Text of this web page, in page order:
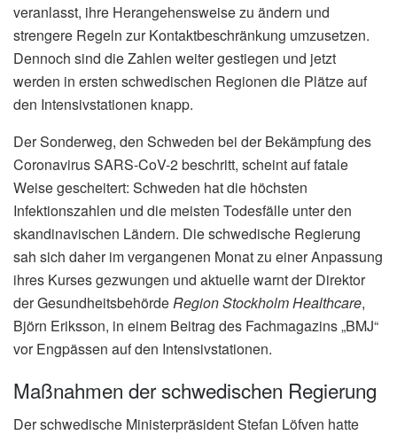
veranlasst, ihre Herangehensweise zu ändern und
strengere Regeln zur Kontaktbeschränkung umzusetzen.
Dennoch sind die Zahlen weiter gestiegen und jetzt
werden in ersten schwedischen Regionen die Plätze auf
den Intensivstationen knapp.
Der Sonderweg, den Schweden bei der Bekämpfung des
Coronavirus SARS-CoV-2 beschritt, scheint auf fatale
Weise gescheitert: Schweden hat die höchsten
Infektionszahlen und die meisten Todesfälle unter den
skandinavischen Ländern. Die schwedische Regierung
sah sich daher im vergangenen Monat zu einer Anpassung
ihres Kurses gezwungen und aktuelle warnt der Direktor
der GesundheitsbehördeRegion Stockholm Healthcare,
Björn Eriksson, in einem Beitrag des Fachmagazins „BMJ“
vor Engpässen auf den Intensivstationen.
Maßnahmen der schwedischen Regierung
Der schwedische Ministerpräsident Stefan Löfven hatte